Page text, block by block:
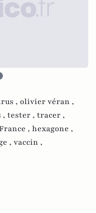
, olivier véran ,
, tester , tracer ,
France , hexagone ,
, vaccin ,